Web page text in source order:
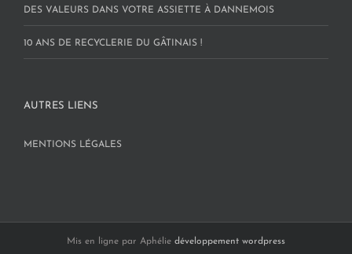
DES VALEURS DANS VOTRE ASSIETTE À DANNEMOIS
10 ANS DE RECYCLERIE DU GÂTINAIS !
AUTRES LIENS
MENTIONS LÉGALES
Mis en ligne par Aphélie développement wordpress